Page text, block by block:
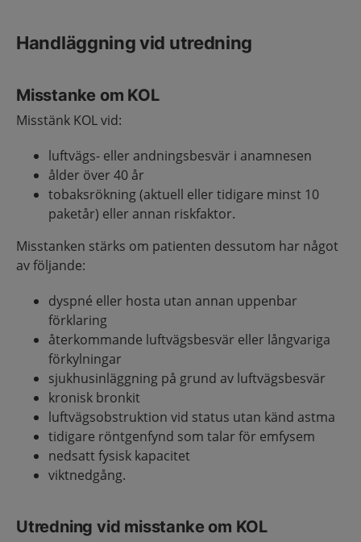
Handläggning vid utredning
Misstanke om KOL
Misstänk KOL vid:
luftvägs- eller andningsbesvär i anamnesen
ålder över 40 år
tobaksrökning (aktuell eller tidigare minst 10
paketår) eller annan riskfaktor.
Misstanken stärks om patienten dessutom har något
av följande:
dyspné eller hosta utan annan uppenbar
förklaring
återkommande luftvägsbesvär eller långvariga
förkylningar
sjukhusinläggning på grund av luftvägsbesvär
kronisk bronkit
luftvägsobstruktion vid status utan känd astma
tidigare röntgenfynd som talar för emfysem
nedsatt fysisk kapacitet
viktnedgång.
Utredning vid misstanke om KOL